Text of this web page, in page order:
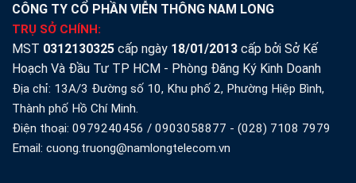
CÔNG TY CỔ PHẦN VIỄN THÔNG NAM LONG
TRỤ SỞ CHÍNH:
MST 0312130325 cấp ngày 18/01/2013 cấp bởi Sở Kế
Hoạch Và Đầu Tư TP HCM - Phòng Đăng Ký Kinh Doanh
Địa chỉ: 13A/3 Đường số 10, Khu phố 2, Phường Hiệp Bình,
Thành phố Hồ Chí Minh.
Điện thoại: 0979240456 / 0903058877 - (028) 7108 7979
Email: cuong.truong@namlongtelecom.vn